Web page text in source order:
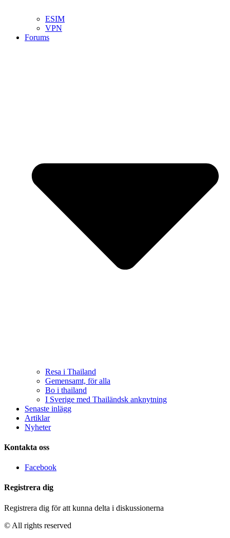
ESIM
VPN
Forums
Resa i Thailand
Gemensamt, för alla
Bo i thailand
I Sverige med Thailändsk anknytning
Senaste inlägg
Artiklar
Nyheter
Kontakta oss
Facebook
Registrera dig
Registrera dig för att kunna delta i diskussionerna
© All rights reserved